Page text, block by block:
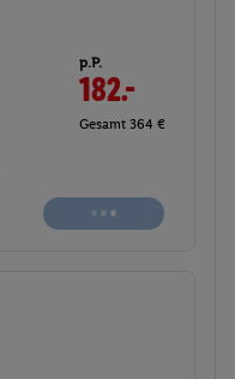
p.P.
183.-
Gesamt 366 €
Buchen